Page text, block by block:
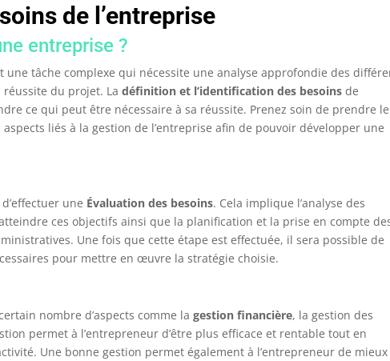
de l’entreprise
entreprise ?
une tâche complexe qui nécessite une analyse approfondie des
réussite du projet. Ladéfinition et l’identification des besoins de
ce qui peut être nécessaire à sa réussite. Prenez soin de prendre le
liés à la gestion de l’entreprise afin de pouvoir développer une
une Évaluation des besoins. Cela implique l’analyse des
ces objectifs ainsi que la planification et la prise en compte
Une fois que cette étape est effectuée, il sera possible de
pour mettre en œuvre la stratégie choisie.
nombre d’aspects comme lagestion financière, la gestion des
permet à l’entrepreneur d’être plus efficace et rentable tout en
Une bonne gestion permet également à l’entrepreneur de mieux